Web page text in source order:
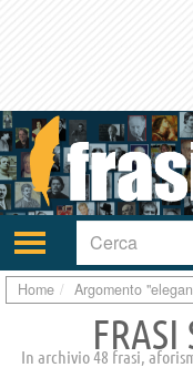
Attiva/disattiva
navigazione
Home Argomento
FRASI
In archivio 48 frasi,